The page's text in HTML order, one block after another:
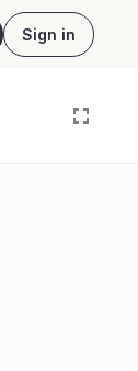
Sign in